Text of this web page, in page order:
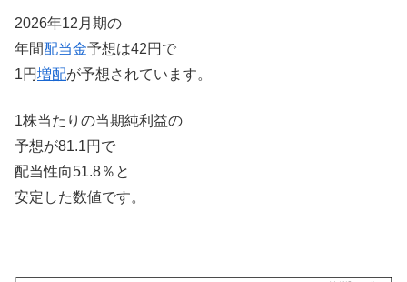
2026年12月期の
年間配当金予想は42円で
1円増配が予想されています。
1株当たりの当期純利益の
予想が81.1円で
配当性向51.8％と
安定した数値です。